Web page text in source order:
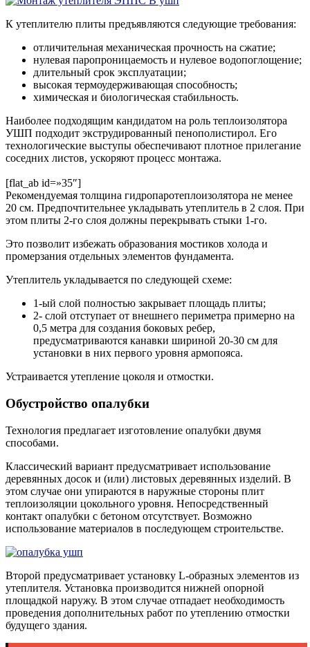
К утеплителю плиты предъявляются следующие требования:
отличительная механическая прочность на сжатие;
нулевая паропроницаемость и нулевое водопоглощение;
длительный срок эксплуатации;
высокая термоудерживающая способность;
химическая и биологическая стабильность.
Наиболее подходящим кандидатом на роль теплоизолятора
УШП подходит экструдированный пенополистирол. Его
технологические выступы обеспечивают плотное прилегание
соседних листов, ускоряют процесс монтажа.
[flat_ab id=»35″]
Рекомендуемая толщина гидропаротеплоизолятора не менее
20 см. Предпочтительнее укладывать утеплитель в 2 слоя. При
этом плиты 2-го слоя должны перекрывать стыки 1-го.
Это позволит избежать образования мостиков холода и
промерзания отдельных элементов фундамента.
Утеплитель укладывается по следующей схеме:
1-ый слой полностью закрывает площадь плиты;
2- слой отступает от внешнего периметра примерно на
0,5 метра для создания боковых ребер,
предусматриваются канавки шириной 20-30 см для
установки в них первого уровня армопояса.
Устраивается утепление цоколя и отмостки.
Обустройство опалубки
Технология предлагает изготовление опалубки двумя
способами.
Классический вариант предусматривает использование
деревянных досок и (или) листовых деревянных изделий. В
этом случае они упираются в наружные стороны плит
теплоизоляции цокольного уровня. Непосредственный
контакт опалубки с бетоном отсутствует. Возможно
использование материалов в последующем строительстве.
Второй предусматривает установку L-образных элементов из
утеплителя. Установка производится нижней опорной
площадкой наружу. В этом случае отпадает необходимость
проведения дополнительных работ по утеплению отмостки
будущего здания.